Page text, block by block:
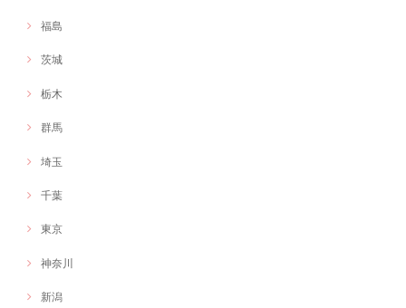
福島
茨城
栃木
群馬
埼玉
千葉
東京
神奈川
新潟